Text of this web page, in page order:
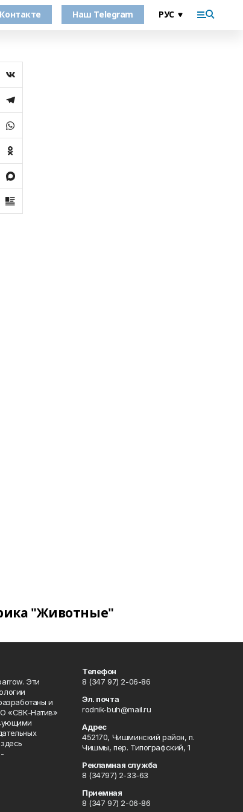
Наш Telegram
"Животные"
Эти
и
«СВК-Натив»
Телефон
8 (347 97) 2-06-86
Эл. почта
rodnik-buh@mail.ru
Адрес
452170, Чишминский район, п.
Чишмы, пер. Типографский, 1
Рекламная служба
8 (34797) 2-33-63
Приемная
8 (347 97) 2-06-86